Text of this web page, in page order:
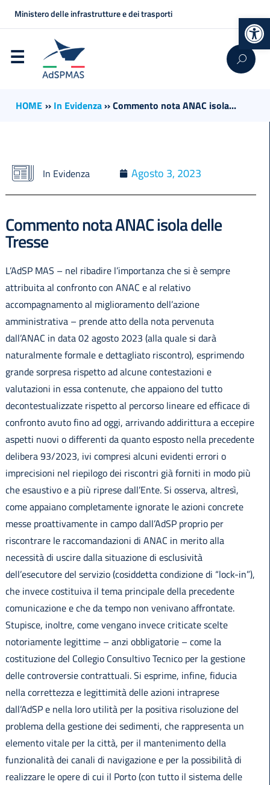
Ministero delle infrastrutture e dei trasporti
HOME ›› In Evidenza››Commento nota ANAC isola...
In Evidenza Agosto 3, 2023
Commento nota ANAC isola delle
Tresse
L’AdSP MAS – nel ribadire l’importanza che si è sempre
attribuita al confronto con ANAC e al relativo
accompagnamento al miglioramento dell’azione
amministrativa – prende atto della nota pervenuta
dall’ANAC in data 02 agosto 2023 (alla quale si darà
naturalmente formale e dettagliato riscontro), esprimendo
grande sorpresa rispetto ad alcune contestazioni e
valutazioni in essa contenute, che appaiono del tutto
decontestualizzate rispetto al percorso lineare ed efficace di
confronto avuto fino ad oggi, arrivando addirittura a eccepire
aspetti nuovi o differenti da quanto esposto nella precedente
delibera 93/2023, ivi compresi alcuni evidenti errori o
imprecisioni nel riepilogo dei riscontri già forniti in modo più
che esaustivo e a più riprese dall’Ente. Si osserva, altresì,
come appaiano completamente ignorate le azioni concrete
messe proattivamente in campo dall’AdSP proprio per
riscontrare le raccomandazioni di ANAC in merito alla
necessità di uscire dalla situazione di esclusività
dell’esecutore del servizio (cosiddetta condizione di “lock-in”),
che invece costituiva il tema principale della precedente
comunicazione e che da tempo non venivano affrontate.
Stupisce, inoltre, come vengano invece criticate scelte
notoriamente legittime – anzi obbligatorie – come la
costituzione del Collegio Consultivo Tecnico per la gestione
delle controversie contrattuali. Si esprime, infine, fiducia
nella correttezza e legittimità delle azioni intraprese
dall’AdSP e nella loro utilità per la positiva risoluzione del
problema della gestione dei sedimenti, che rappresenta un
elemento vitale per la città, per il mantenimento della
funzionalità dei canali di navigazione e per la possibilità di
realizzare le opere di cui il Porto (con tutto il sistema delle